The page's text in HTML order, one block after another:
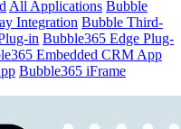
All Applications Bubble
Integration Bubble Third-
in Bubble365 Edge Plug-
Embedded CRM App
Bubble365 iFrame